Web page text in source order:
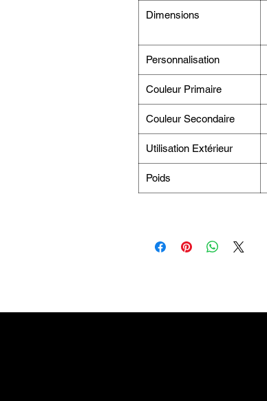
Dimensions
Personnalisation
Couleur Primaire
Couleur Secondaire
Utilisation Extérieur
Poids